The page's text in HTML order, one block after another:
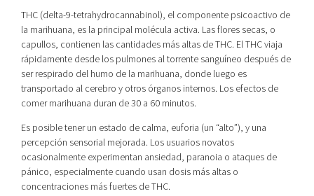
THC (delta-9-tetrahydrocannabinol), el componente psicoactivo de
la marihuana, es la principal molécula activa. Las flores secas, o
capullos, contienen las cantidades más altas de THC. El THC viaja
rápidamente desde los pulmones al torrente sanguíneo después de
ser respirado del humo de la marihuana, donde luego es
transportado al cerebro y otros órganos internos. Los efectos de
comer marihuana duran de 30 a 60 minutos.
Es posible tener un estado de calma, euforia (un “alto”), y una
percepción sensorial mejorada. Los usuarios novatos
ocasionalmente experimentan ansiedad, paranoia o ataques de
pánico, especialmente cuando usan dosis más altas o
concentraciones más fuertes de THC.